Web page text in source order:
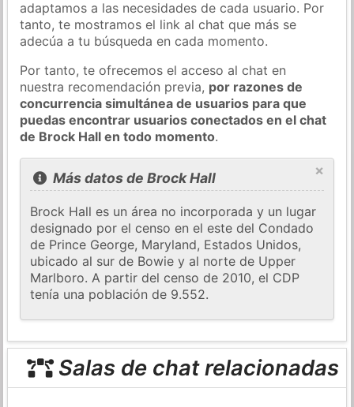
adaptamos a las necesidades de cada usuario. Por
tanto, te mostramos el link al chat que más se
adecúa a tu búsqueda en cada momento.
Por tanto, te ofrecemos el acceso al chat en
nuestra recomendación previa, por razones de
concurrencia simultánea de usuarios para que
puedas encontrar usuarios conectados en el chat
de Brock Hall en todo momento.
×
Más datos de Brock Hall
Brock Hall es un área no incorporada y un lugar
designado por el censo en el este del Condado
de Prince George, Maryland, Estados Unidos,
ubicado al sur de Bowie y al norte de Upper
Marlboro. A partir del censo de 2010, el CDP
tenía una población de 9.552.
Salas de chat relacionadas